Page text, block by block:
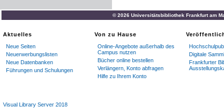
© 2026 Universitätsbibliothek Frankfurt am
Aktuelles
Neue Seiten
Neuerwerbungslisten
Neue Datenbanken
Führungen und Schulungen
Von zu Hause
Online-Angebote außerhalb des
Campus nutzen
Bücher online bestellen
Verlängern, Konto abfragen
Hilfe zu Ihrem Konto
Digitale
Frankfurter
Visual Library Server 2018